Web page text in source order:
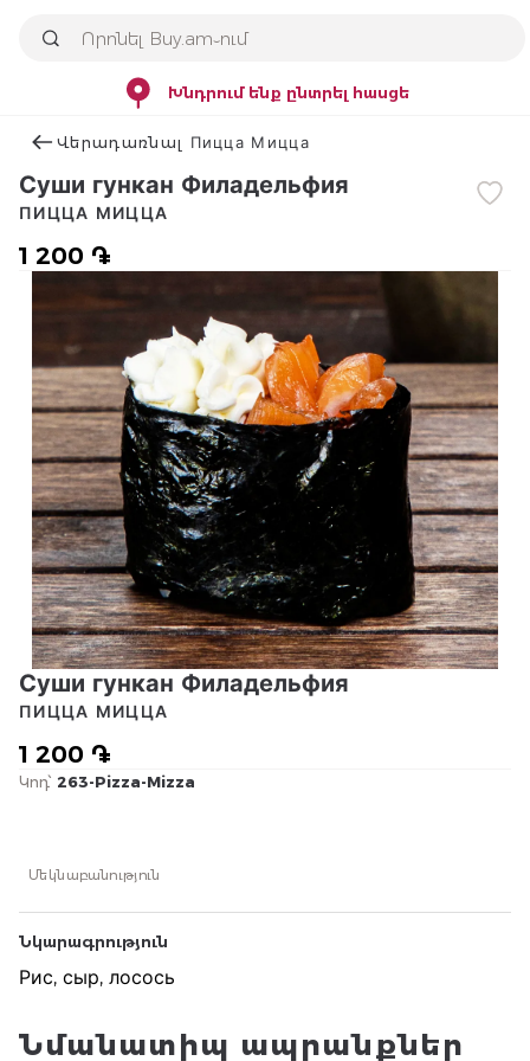
Խնդրում ենք ընտրել հասցե
Վերադառնալ Пицца Мицца
Суши гункан Филадельфия
1 200 ֏
ПИЦЦА МИЦЦА
Суши гункан Филадельфия
1 200 ֏
ПИЦЦА МИЦЦА
Կոդ՝ 263-Pizza-Mizza
Մեկնաբանություն
Նկարագրություն
Рис, сыр, лосось
Նմանատիպ ապրանքներ